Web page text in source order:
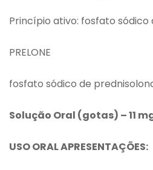
Princípio ativo: fosfato sódico
PRELONE
fosfato sódico de
Solução Oral (gotas) – 11
USO ORAL APRESENTAÇÕES: